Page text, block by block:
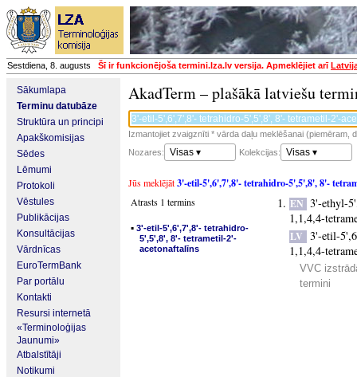
Sestdiena, 8. augusts Šī ir funkcionējoša termini.lza.lv versija. Apmeklējiet arī
Sākumlapa
Terminu datubāze
Struktūra un principi
Apakškomisijas
Sēdes
Lēmumi
Protokoli
Vēstules
Publikācijas
Konsultācijas
Vārdnīcas
EuroTermBank
Par portālu
Kontakti
Resursi internetā
«Terminoloģijas
Jaunumi»
Atbalstītāji
Notikumi
AkadTerm – plašākā latviešu
Izmantojiet zvaigznīti * vārda daļu meklēšanai (piemēram,
Nozares:
Visas ▾ Kolekcijas: Visas ▾
Jūs meklējāt3'-etil-5',6',7',8'- tetrahidro-5',5',8', 8'-
Atrasts 1 termins
▪ 3'-etil-5',6',7',8'- tetrahidro-
5',5',8', 8'- tetrametil-2'-
acetonaftalīns
EN 3'-ethyl-
1,1,4,4-
LV 3'-etil-
1,1,4,4-
VVC
termini